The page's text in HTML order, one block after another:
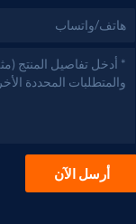
أرسل الآن